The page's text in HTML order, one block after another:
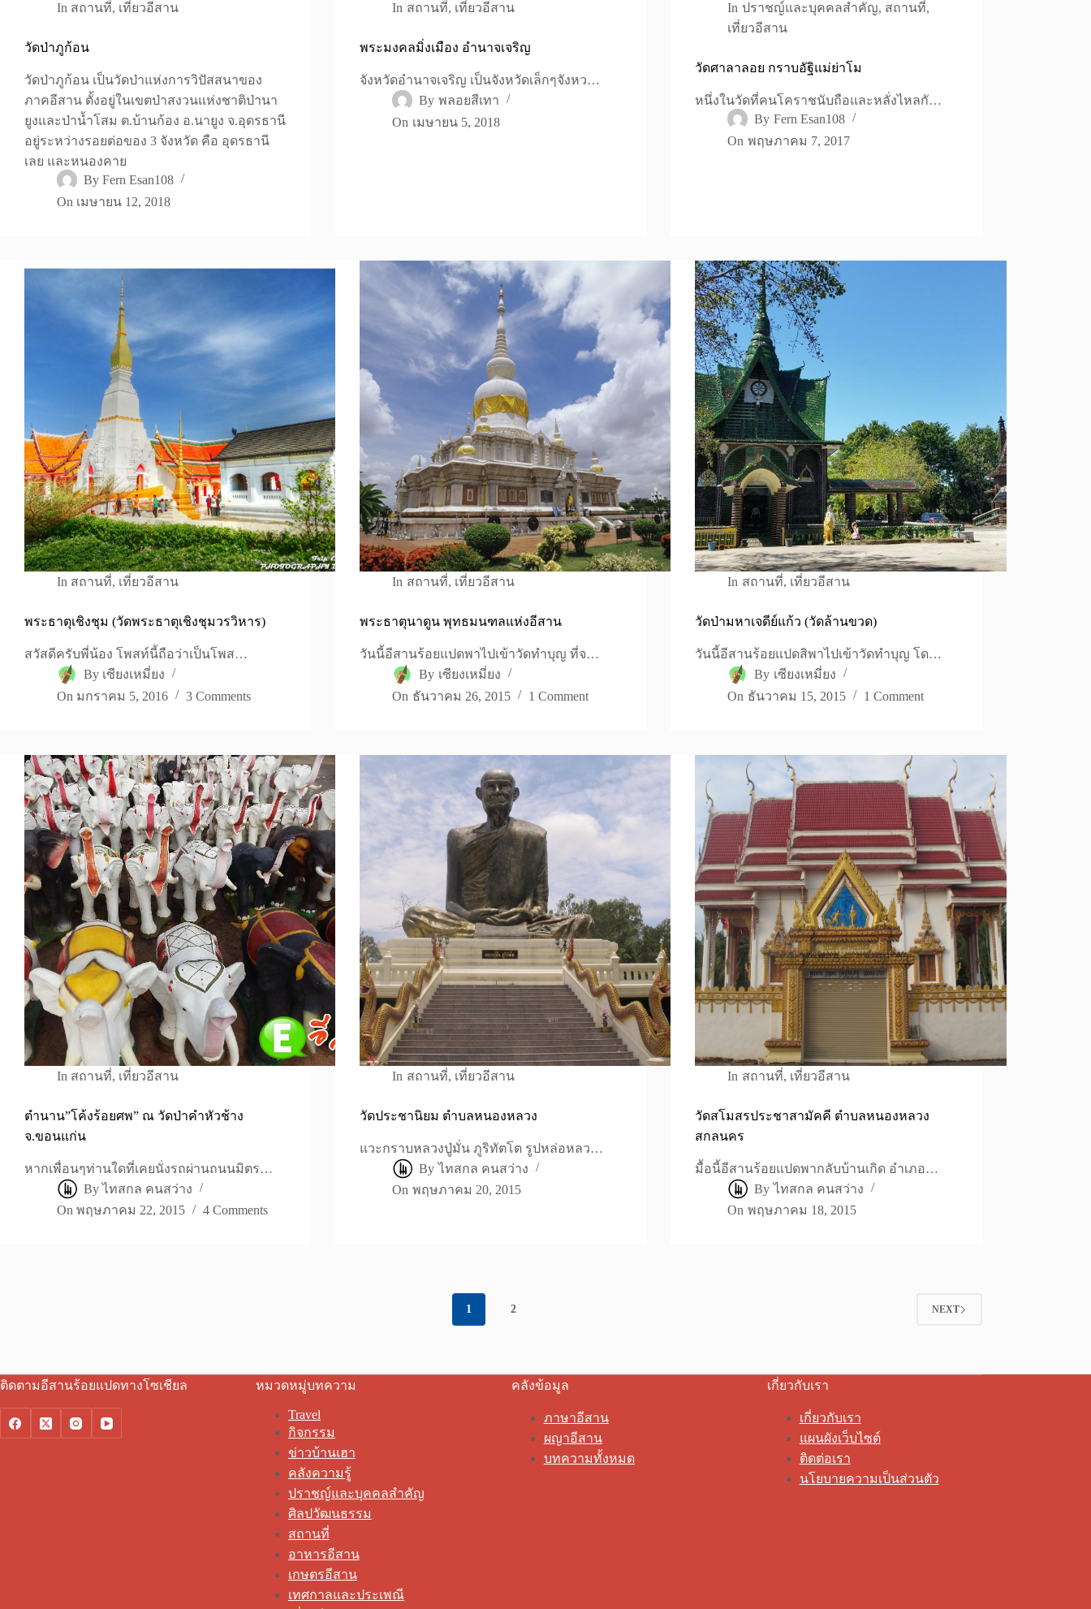
In สถานที่, เที่ยวอีสาน
วัดป่าภูก้อน
วัดป่าภูก้อน เป็นวัดป่าแห่งการวิปัสสนาของ
ภาคอีสาน ตั้งอยู่ในเขตป่าสงวนแห่งชาติป่านา
ยูงและป่าน้ำโสม ต.บ้านก้อง อ.นายูง จ.อุดรธานี
อยู่ระหว่างรอยต่อของ 3 จังหวัด คือ อุดรธานี
เลย และหนองคาย
By Fern Esan108
On เมษายน 12, 2018
In สถานที่, เที่ยวอีสาน
พระมงคลมิ่งเมือง อำนาจเจริญ
จังหวัดอำนาจเจริญ เป็นจังหวัดเล็กๆจังหว…
By พลอยสีเทา
On เมษายน 5, 2018
In ปราชญ์และบุคคลสำคัญ, สถานที่,
เที่ยวอีสาน
วัดศาลาลอย กราบอัฐิแม่ย่าโม
หนึ่งในวัดที่คนโคราชนับถือและหลั่งไหลกั…
By Fern Esan108
On พฤษภาคม 7, 2017
In สถานที่, เที่ยวอีสาน
พระธาตุเชิงชุม (วัดพระธาตุเชิงชุมวรวิหาร)
สวัสดีครับพี่น้อง โพสท์นี้ถือว่าเป็นโพส…
By เซียงเหมี่ยง
On มกราคม 5, 2016 3 Comments
In สถานที่, เที่ยวอีสาน
พระธาตุนาดูน พุทธมนฑลแห่งอีสาน
วันนี้อีสานร้อยแปดพาไปเข้าวัดทำบุญ ที่จ…
By เซียงเหมี่ยง
On ธันวาคม 26, 2015 1 Comment
In สถานที่, เที่ยวอีสาน
วัดป่ามหาเจดีย์แก้ว (วัดล้านขวด)
วันนี้อีสานร้อยแปดสิพาไปเข้าวัดทำบุญ โด…
By เซียงเหมี่ยง
On ธันวาคม 15, 2015 1 Comment
In สถานที่, เที่ยวอีสาน
ตำนาน”โค้งร้อยศพ” ณ วัดป่าคำหัวช้าง
จ.ขอนแก่น
หากเพื่อนๆท่านใดที่เคยนั่งรถผ่านถนนมิตร…
By ไทสกล คนสว่าง
On พฤษภาคม 22, 2015 4 Comments
In สถานที่, เที่ยวอีสาน
วัดประชานิยม ตำบลหนองหลวง
แวะกราบหลวงปู่มั่น ภูริทัตโต รูปหล่อหลว…
By ไทสกล คนสว่าง
On พฤษภาคม 20, 2015
In สถานที่, เที่ยวอีสาน
วัดสโมสรประชาสามัคคี ตำบลหนองหลวง
สกลนคร
มื้อนี้อีสานร้อยแปดพากลับบ้านเกิด อำเภอ…
By ไทสกล คนสว่าง
On พฤษภาคม 18, 2015
1 2 NEXT
ติดตามอีสานร้อยแปดทางโซเชียล หมวดหมู่บทความ
Travel
กิจกรรม
ข่าวบ้านเฮา
คลังความรู้
ปราชญ์และบุคคลสำคัญ
ศิลปวัฒนธรรม
สถานที่
อาหารอีสาน
เกษตรอีสาน
เทศกาลและประเพณี
คลังข้อมูล
ภาษาอีสาน
ผญาอีสาน
บทความทั้งหมด
เกี่ยวกับเรา
เกี่ยวกับเรา
แผนผังเว็บไซต์
ติดต่อเรา
นโยบายความเป็นส่วนตัว